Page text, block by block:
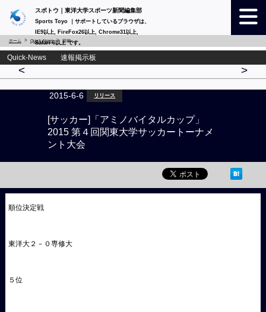
スポトウ｜東洋大学スポーツ新聞編集部
Sports Toyo ｜サポートしているブラウザは、
IE9以上, FireFox26以上, Chrome31以上,
Safari 6以上 です。
ホーム Quick-News 詳細
Quick-News 速報掲示板
< >
2015-6-6 リリース
[サッカー]「アミノバイタルカップ」
2015 第４回関東大学サッカートーナメ
ント大会
順位決定戦
東洋大２－０専修大
５位